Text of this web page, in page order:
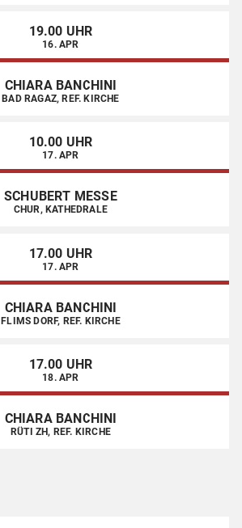
19.00 UHR
16. APR
CHIARA BANCHINI
BAD RAGAZ, REF. KIRCHE
10.00 UHR
17. APR
SCHUBERT MESSE
CHUR, KATHEDRALE
17.00 UHR
17. APR
CHIARA BANCHINI
FLIMS DORF, REF. KIRCHE
17.00 UHR
18. APR
CHIARA BANCHINI
RÜTI ZH, REF. KIRCHE